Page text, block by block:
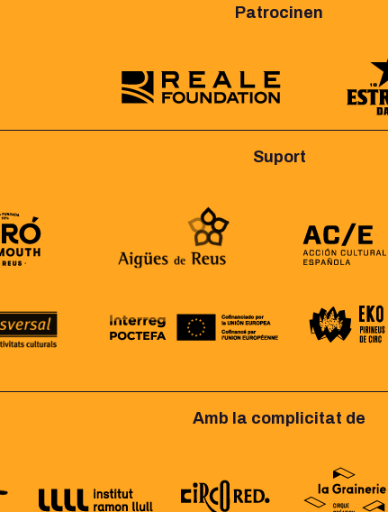
Patrocinen
Suport
Amb la complicitat de